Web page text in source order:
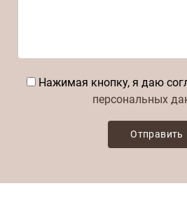
Нажимая кнопку, я даю
персональных